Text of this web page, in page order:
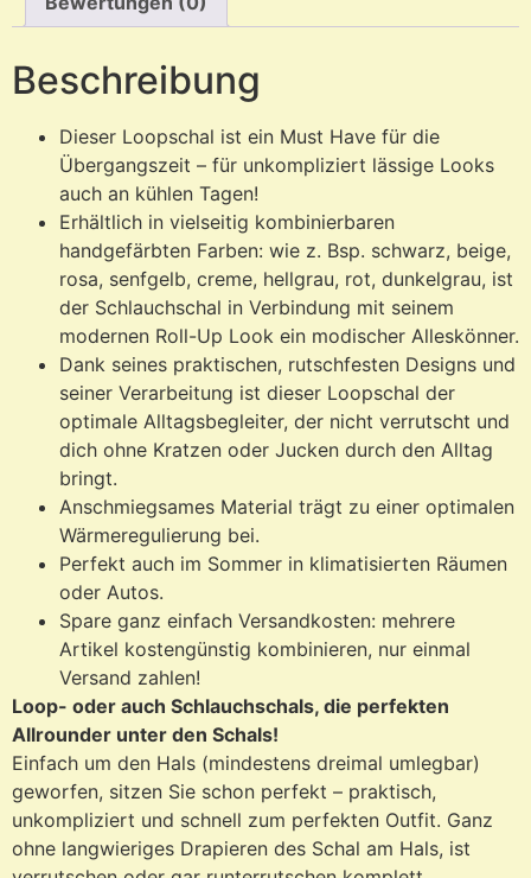
Beschreibung
Dieser Loopschal ist ein Must Have für die
Übergangszeit – für unkompliziert lässige Looks
auch an kühlen Tagen!
Erhältlich in vielseitig kombinierbaren
handgefärbten Farben: wie z. Bsp. schwarz, beige,
rosa, senfgelb, creme, hellgrau, rot, dunkelgrau, ist
der Schlauchschal in Verbindung mit seinem
modernen Roll-Up Look ein modischer Alleskönner.
Dank seines praktischen, rutschfesten Designs und
seiner Verarbeitung ist dieser Loopschal der
optimale Alltagsbegleiter, der nicht verrutscht und
dich ohne Kratzen oder Jucken durch den Alltag
bringt.
Anschmiegsames Material trägt zu einer optimalen
Wärmeregulierung bei.
Perfekt auch im Sommer in klimatisierten Räumen
oder Autos.
Spare ganz einfach Versandkosten: mehrere
Artikel kostengünstig kombinieren, nur einmal
Versand zahlen!
Loop- oder auch Schlauchschals, die perfekten
Allrounder unter den Schals!
Einfach um den Hals (mindestens dreimal umlegbar)
geworfen, sitzen Sie schon perfekt – praktisch,
unkompliziert und schnell zum perfekten Outfit. Ganz
ohne langwieriges Drapieren des Schal am Hals, ist